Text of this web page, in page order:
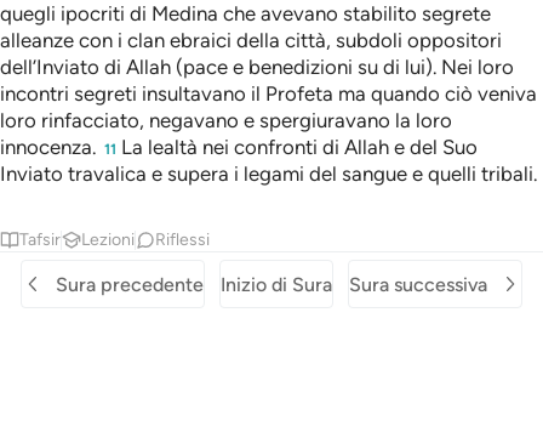
quegli ipocriti di Medina che avevano stabilito segrete
alleanze con i clan ebraici della città, subdoli oppositori
dell’Inviato di Allah (pace e benedizioni su di lui). Nei loro
incontri segreti insultavano il Profeta ma quando ciò veniva
loro rinfacciato, negavano e spergiuravano la loro
innocenza. 11 La lealtà nei confronti di Allah e del Suo
Inviato travalica e supera i legami del sangue e quelli tribali.
Tafsir Lezioni Riflessi
Sura precedente Inizio di Sura Sura successiva